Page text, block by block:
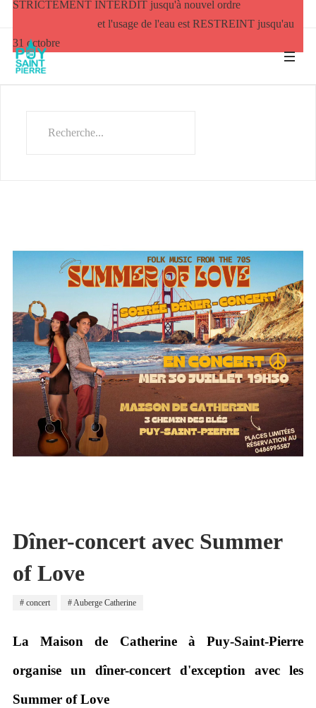
STRICTEMENT INTERDIT jusqu'à nouvel ordre
et l'usage de l'eau est RESTREINT jusqu'au
31 octobre
Dîner-concert avec Summer
of Love
concert Auberge Catherine
La Maison de Catherine à Puy-Saint-Pierre
organise un dîner-concert d'exception avec les
Summer of Love